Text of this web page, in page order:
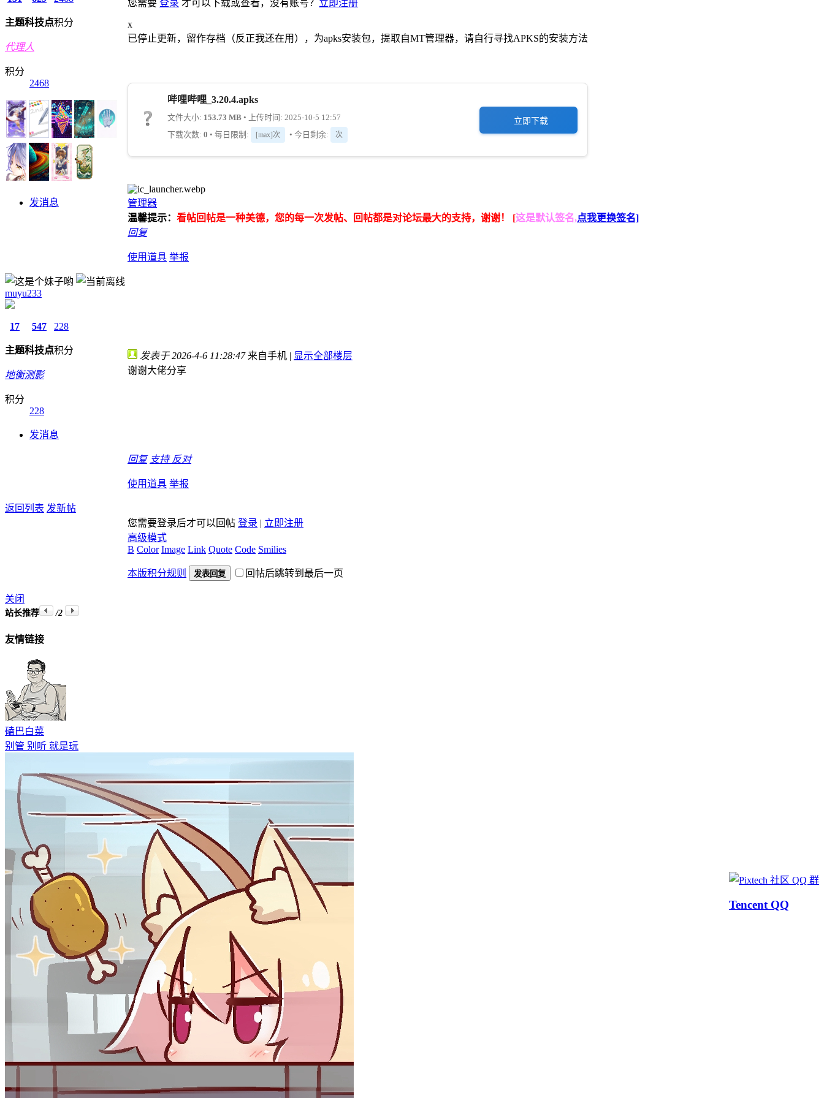
主题科技点积分
代理人
积分
2468
发消息
您需要 登录 才可以下载或查看，没有账号？ 立即注册
x
已停止更新，留作存档（反正我还在用），为apks安装包，提取自MT管理器，请自行寻找APKS的安装方法
哔哩哔哩_3.20.4.apks
文件大小: 153.73 MB • 上传时间: 2025-10-5 12:57
下载次数: 0 • 每日限制: [max]次 • 今日剩余: 次
立即下载
管理器
温馨提示： 看帖回帖是一种美德，您的每一次发帖、回帖都是对论坛最大的支持，谢谢！ [这是默认签名,点我更换签名]
回复
使用道具 举报
muyu233
17
主题
547
科技点
228
积分
地衡测影
积分
228
发消息
发表于 2026-4-6 11:28:47 来自手机 | 显示全部楼层
谢谢大佬分享
回复 支持 反对
使用道具 举报
返回列表 发新帖
您需要登录后才可以回帖 登录 | 立即注册
高级模式
B Color Image Link Quote Code Smilies
本版积分规则 发表回复 回帖后跳转到最后一页
关闭
站长推荐 /2
友情链接
磕巴白菜
别管 别听 就是玩
Tencent QQ